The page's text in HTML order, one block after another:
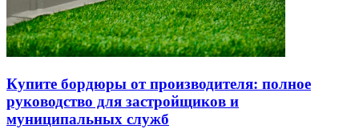
Купите бордюры от производителя: полное
руководство для застройщиков и
муниципальных служб